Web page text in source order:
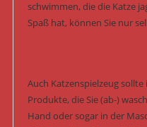
schwimmen, die die Katze
Spaß hat, können Sie nur
Auch Katzenspielzeug
Produkte, die Sie (ab-)
Hand oder sogar in der